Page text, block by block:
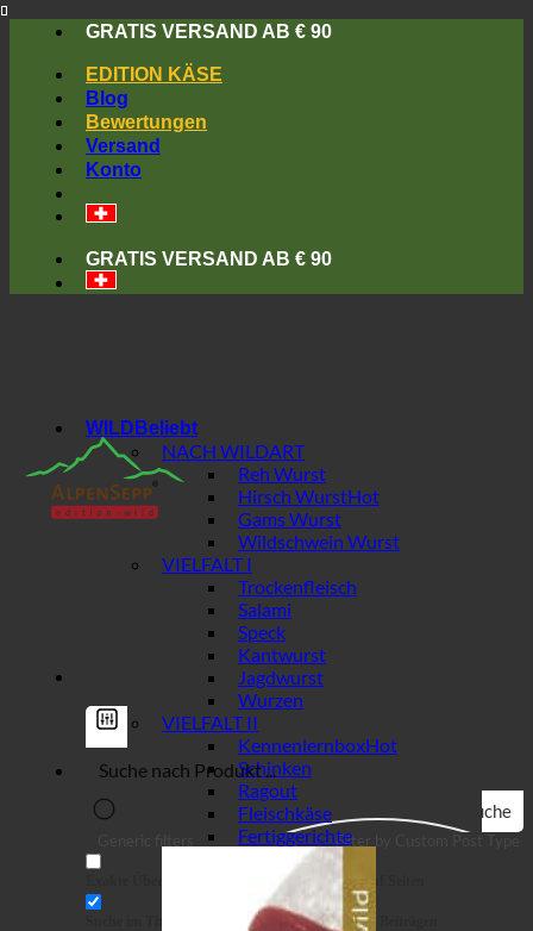
content
GRATIS VERSAND AB € 90
EDITION KÄSE
Blog
Bewertungen
Versand
Konto
GRATIS VERSAND AB € 90
Suche
Filter by Custom Post Type
Suche auf Seiten
Suche in Beiträgen
WILD
NACH WILDART
Reh Wurst
Hirsch Wurst
Gams Wurst
Wildschwein Wurst
VIELFALT I
Trockenfleisch
Salami
Speck
Kantwurst
Jagdwurst
Wurzen
VIELFALT II
Kennenlernbox
Schinken
Ragout
Fleischkäse
Fertiggerichte